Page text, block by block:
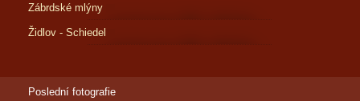
Zábrdské mlýny
Židlov - Schiedel
Poslední fotografie